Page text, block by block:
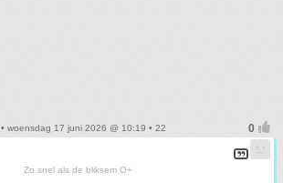
• woensdag 17 juni 2026 @ 10:19 • 22
Zo snel als de bliksem O+